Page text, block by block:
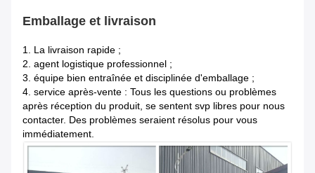
Emballage et livraison
1. La livraison rapide ;
2. agent logistique professionnel ;
3. équipe bien entraînée et disciplinée d'emballage ;
4. service après-vente : Tous les questions ou problèmes
après réception du produit, se sentent svp libres pour nous
contacter. Des problèmes seraient résolus pour vous
immédiatement.